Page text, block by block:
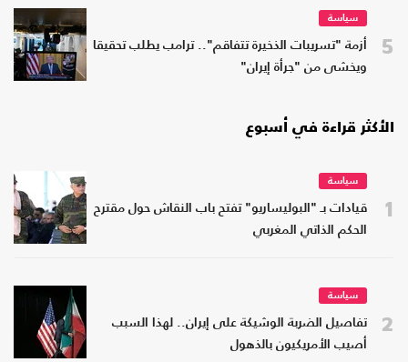
5
سياسة
أزمة "تسريبات الذخيرة تتفاقم".. ترامب يطلب تحقيقا
ويخشى من "جرأة إيران"
الأكثر قراءة في أسبوع
1
سياسة
قيادات بـ "البوليساريو" تفتح باب النقاش حول مقترح
الحكم الذاتي المغربي
2
سياسة
تفاصيل الضربة الوشيكة على إيران.. لهذا السبب
أصيب الأمريكيون بالذهول